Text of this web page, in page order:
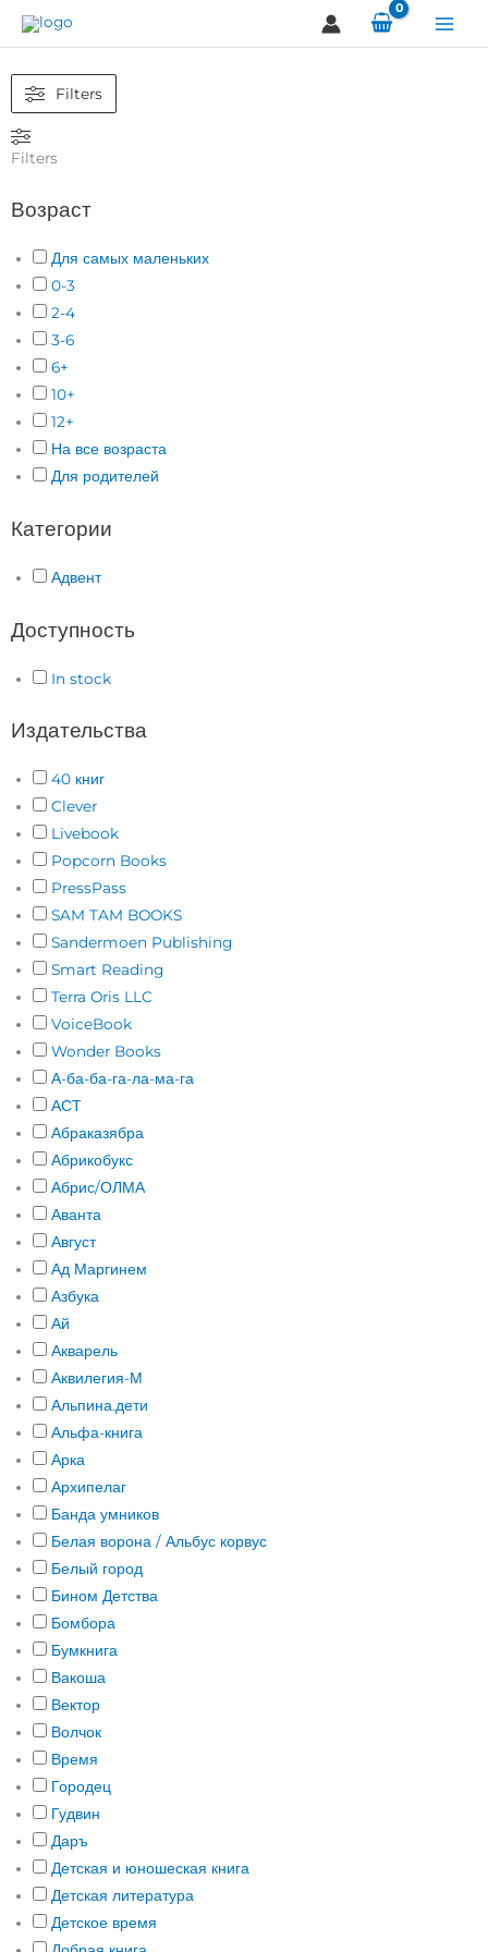
Перейти
Filters
Filters
Возраст
Для самых маленьких
0-3
2-4
3-6
6+
10+
12+
На все возраста
Для родителей
Категории
Адвент
Доступность
In stock
Издательства
40 книг
Clever
Livebook
Popcorn Books
PressPass
SAM TAM BOOKS
Sandermoen Publishing
Smart Reading
Terra Oris LLC
VoiceBook
Wonder Books
А-ба-ба-га-ла-ма-га
АСТ
Абраказябра
Абрикобукс
Абрис/ОЛМА
Аванта
Август
Ад Маргинем
Азбука
Ай
Акварель
Аквилегия-М
Альпина.дети
Альфа-книга
Арка
Архипелаг
Банда умников
Белая ворона / Альбус корвус
Белый город
Бином Детства
Бомбора
Бумкнига
Вакоша
Вектор
Волчок
Время
Городец
Гудвин
Даръ
Детская и юношеская книга
Детская литература
Детское время